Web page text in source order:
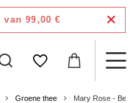
van 99,00 €
Groene thee Mary Rose -